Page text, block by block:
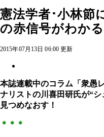
憲法学者･小林節
の赤信号がわかる
2015年07月13日 06:00 更新
本誌連載中のコラム「衆愚
ナリストの川喜田研氏が“
見つめなおす！
＊＊＊